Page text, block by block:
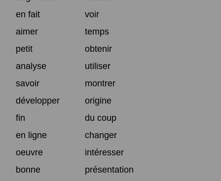
en fait
voir
aimer
temps
petit
obtenir
analyse
utiliser
savoir
montrer
développer
origine
fin
du coup
en ligne
changer
oeuvre
intéresser
bonne
présentation